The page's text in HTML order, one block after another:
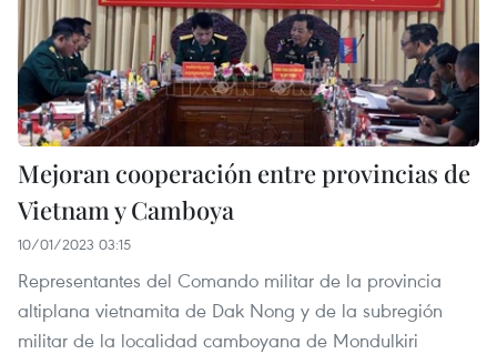
Mejoran cooperación entre provincias de
Vietnam y Camboya
10/01/2023 03:15
Representantes del Comando militar de la provincia
altiplana vietnamita de Dak Nong y de la subregión
militar de la localidad camboyana de Mondulkiri